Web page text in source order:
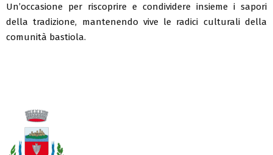
Un’occasione per riscoprire e condividere insieme i sapori
della tradizione, mantenendo vive le radici culturali della
comunità bastiola.